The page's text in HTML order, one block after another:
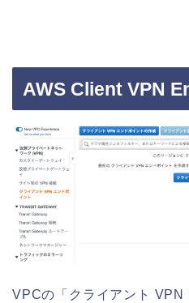
AWS Client VPN
VPCの「クライアント VPN